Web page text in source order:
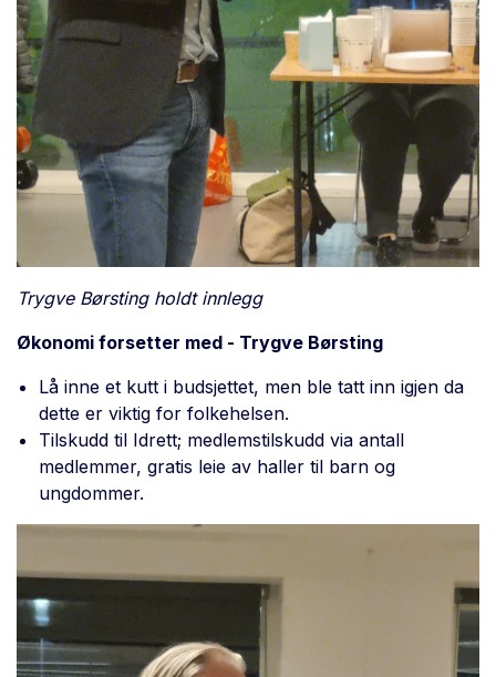
Trygve Børsting holdt innlegg
Økonomi forsetter med - Trygve Børsting
Lå inne et kutt i budsjettet, men ble tatt inn igjen da
dette er viktig for folkehelsen.
Tilskudd til Idrett; medlemstilskudd via antall
medlemmer, gratis leie av haller til barn og
ungdommer.